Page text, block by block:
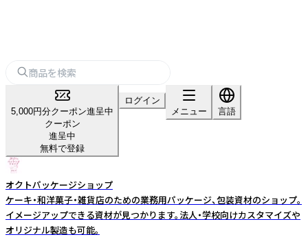
5,000円分クーポン進呈中
クーポン
進呈中
無料で登録
ログイン
メニュー
言語
オクトパッケージショップ
ケーキ・和洋菓子・雑貨店のための業務用パッケージ、包装資材のショップ。
イメージアップできる資材が見つかります。法人・学校向けカスタマイズや
オリジナル製造も可能。